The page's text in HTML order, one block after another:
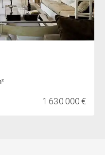
1 630 000 €